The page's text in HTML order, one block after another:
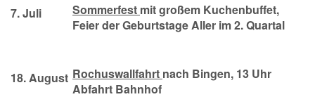
7. Juli
Sommerfest mit großem Kuchenbuffet,
Feier der Geburtstage Aller im 2. Quartal
18. August Rochuswallfahrt nach Bingen, 13 Uhr
Abfahrt Bahnhof